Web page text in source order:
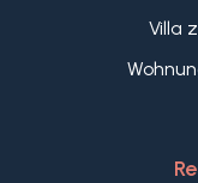
Villa